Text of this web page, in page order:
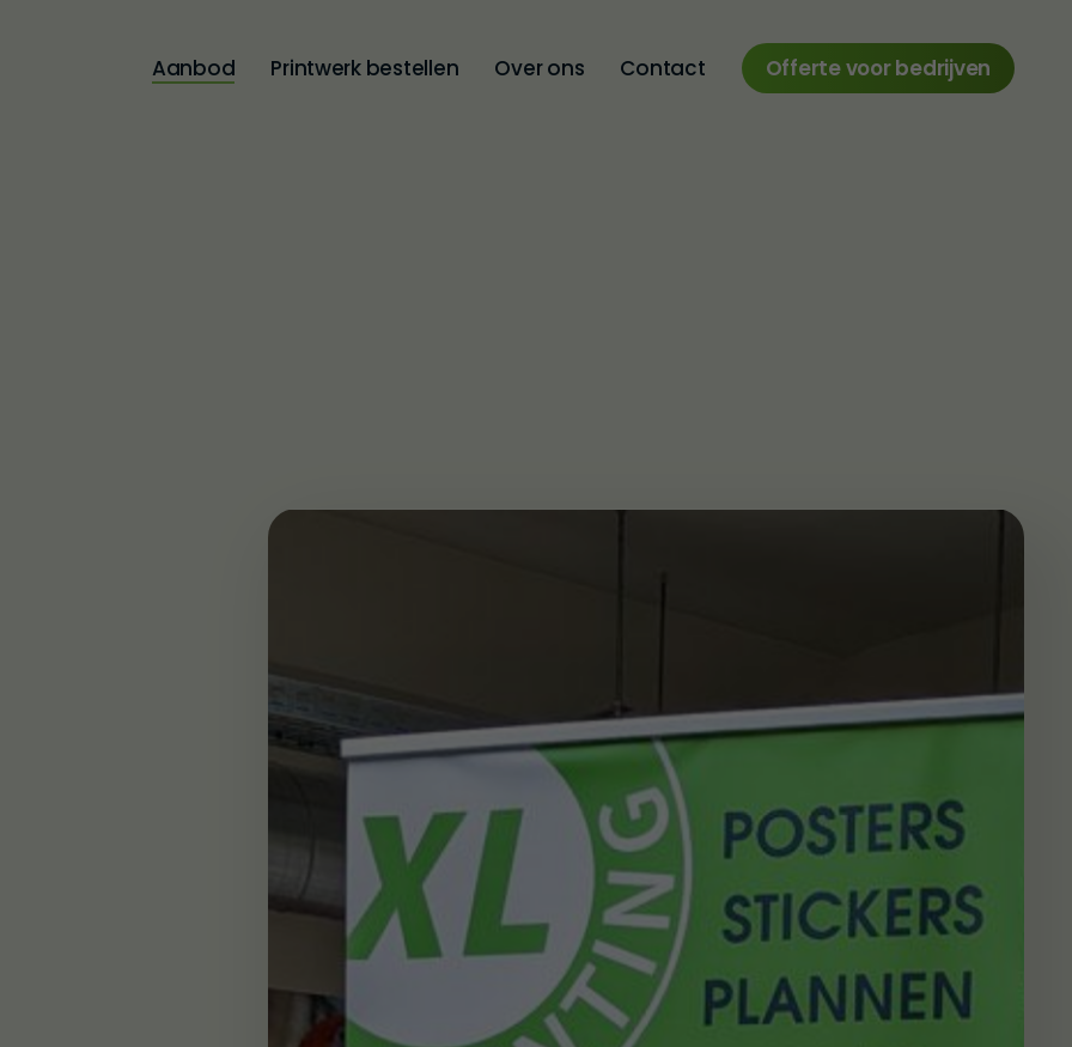
Aanbod Printwerk bestellen Over ons Contact Offerte voor bedrijven